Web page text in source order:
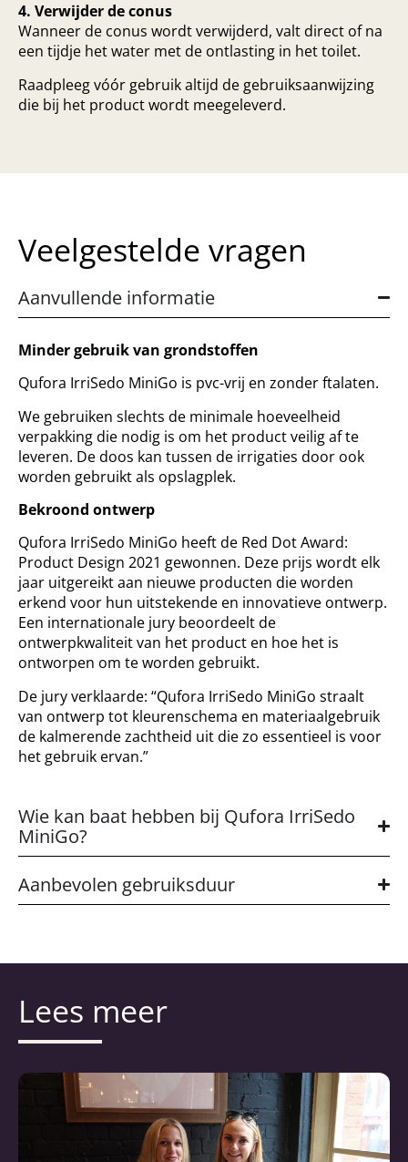
4. Verwijder de conus
Wanneer de conus wordt verwijderd, valt direct of na
een tijdje het water met de ontlasting in het toilet.
Raadpleeg vóór gebruik altijd de gebruiksaanwijzing
die bij het product wordt meegeleverd.
Veelgestelde vragen
Aanvullende informatie
Minder gebruik van grondstoffen
Qufora IrriSedo MiniGo is pvc-vrij en zonder ftalaten.
We gebruiken slechts de minimale hoeveelheid
verpakking die nodig is om het product veilig af te
leveren. De doos kan tussen de irrigaties door ook
worden gebruikt als opslagplek.
Bekroond ontwerp
Qufora IrriSedo MiniGo heeft de Red Dot Award:
Product Design 2021 gewonnen. Deze prijs wordt elk
jaar uitgereikt aan nieuwe producten die worden
erkend voor hun uitstekende en innovatieve ontwerp.
Een internationale jury beoordeelt de
ontwerpkwaliteit van het product en hoe het is
ontworpen om te worden gebruikt.
De jury verklaarde: “Qufora IrriSedo MiniGo straalt
van ontwerp tot kleurenschema en materiaalgebruik
de kalmerende zachtheid uit die zo essentieel is voor
het gebruik ervan.”
Wie kan baat hebben bij Qufora IrriSedo
MiniGo?
Aanbevolen gebruiksduur
Lees meer